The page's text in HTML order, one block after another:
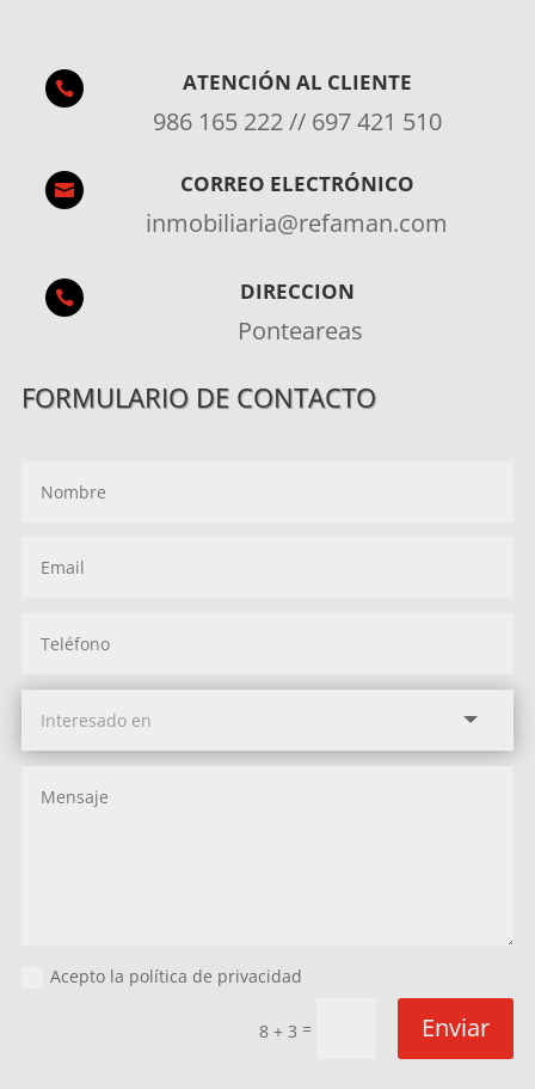
 ATENCIÓN AL CLIENTE
986 165 222 // 697 421 510
 CORREO ELECTRÓNICO
inmobiliaria@refaman.com
 DIRECCION
Ponteareas
FORMULARIO DE CONTACTO
Acepto la política de privacidad
8 + 3 = Enviar